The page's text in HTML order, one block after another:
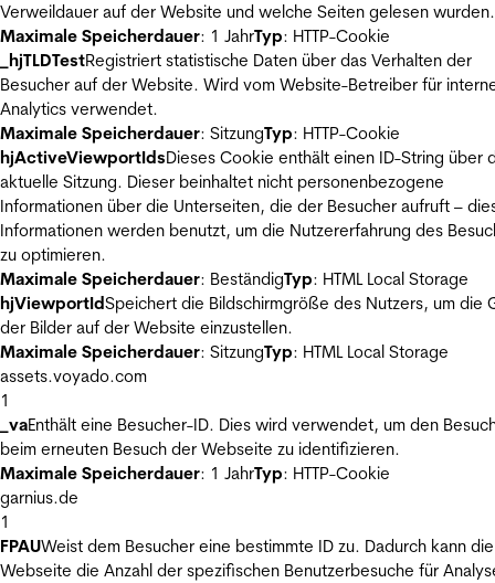
Verweildauer auf der Website und welche Seiten gelesen wurden.
Maximale Speicherdauer: 1 JahrTyp: HTTP-Cookie
_hjTLDTestRegistriert statistische Daten über das Verhalten der
Besucher auf der Website. Wird vom Website-Betreiber für
Analytics verwendet.
Maximale Speicherdauer: SitzungTyp: HTTP-Cookie
hjActiveViewportIdsDieses Cookie enthält einen ID-String über
aktuelle Sitzung. Dieser beinhaltet nicht personenbezogene
Informationen über die Unterseiten, die der Besucher aufruft –
Informationen werden benutzt, um die Nutzererfahrung des
zu optimieren.
Maximale Speicherdauer: BeständigTyp: HTML Local Storage
hjViewportIdSpeichert die Bildschirmgröße des Nutzers, um die
der Bilder auf der Website einzustellen.
Maximale Speicherdauer: SitzungTyp: HTML Local Storage
assets.voyado.com
1
_vaEnthält eine Besucher-ID. Dies wird verwendet, um den
beim erneuten Besuch der Webseite zu identifizieren.
Maximale Speicherdauer: 1 JahrTyp: HTTP-Cookie
garnius.de
1
FPAUWeist dem Besucher eine bestimmte ID zu. Dadurch kann die
Webseite die Anzahl der spezifischen Benutzerbesuche für